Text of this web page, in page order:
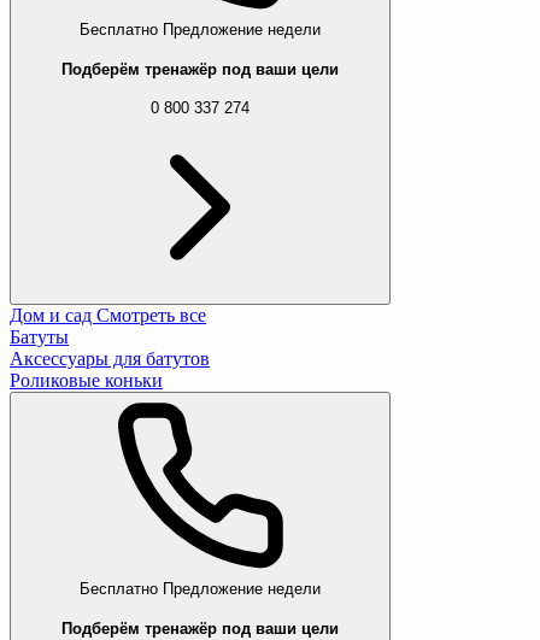
Бесплатно Предложение недели
Подберём тренажёр под ваши цели
0 800 337 274
Дом и сад Смотреть все
Батуты
Аксессуары для батутов
Роликовые коньки
Бесплатно Предложение недели
Подберём тренажёр под ваши цели